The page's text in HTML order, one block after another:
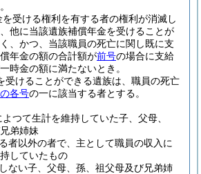
受ける権利を有する者の権利が消滅し
他に当該遺族補償年金を受けることが
、かつ、当該職員の死亡に関し既に支
年金の額の合計額が前号の場合に支給
時金の額に満たないとき。
受けることができる遺族は、職員の死亡
各号の一に該当する者とする。
つて生計を維持していた子、父母、
弟姉妹
者以外の者で、主として職員の収入に
していたもの
ない子、父母、孫、祖父母及び兄弟姉